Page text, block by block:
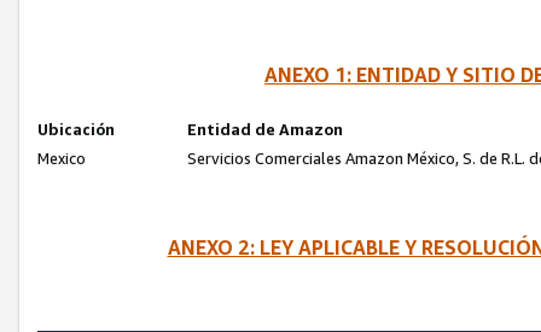
ANEXO 1: ENTIDAD Y SITIO
Ubicación
Entidad de Amazon
Mexico
Servicios Comerciales Amazon México, S. de R.L.
ANEXO 2: LEY APLICABLE Y